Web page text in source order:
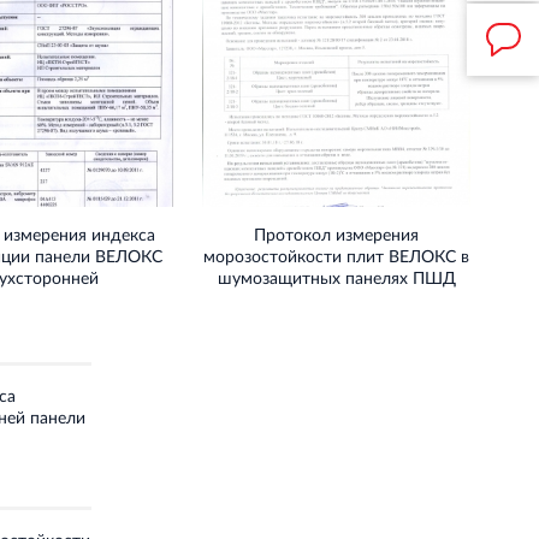
измерения индекса
панели ВЕЛОКС
Протокол измерения
морозостойкости плит ВЕЛОКС в
шумозащитных панелях ПШД
панели